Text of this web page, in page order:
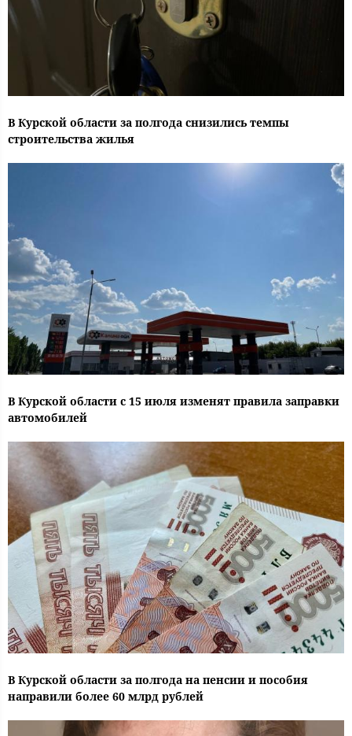
В Курской области за полгода снизились темпы
строительства жилья
В Курской области с 15 июля изменят правила заправки
автомобилей
В Курской области за полгода на пенсии и пособия
направили более 60 млрд рублей